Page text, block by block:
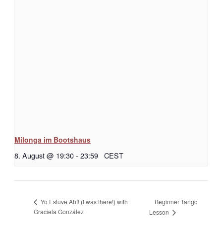
Milonga im Bootshaus
8. August @ 19:30- 23:59 CEST
Yo Estuve Ahí! (I was there!) with
Graciela González
Beginner Tango
Lesson